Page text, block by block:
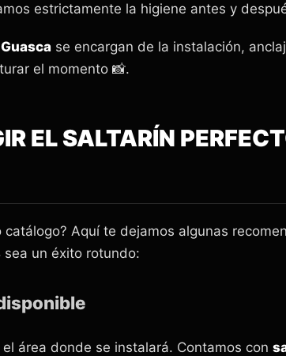
estrictamente la higiene antes y
Guasca se encargan de la instalación,
el momento 📸.
EL SALTARÍN
Aquí te dejamos algunas
sea un éxito rotundo:
área donde se instalará. Contamos con